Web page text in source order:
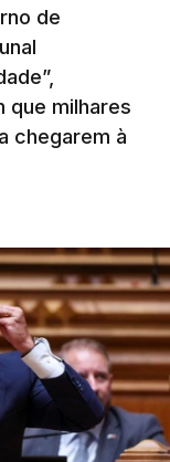
de
que milhares
chegarem à